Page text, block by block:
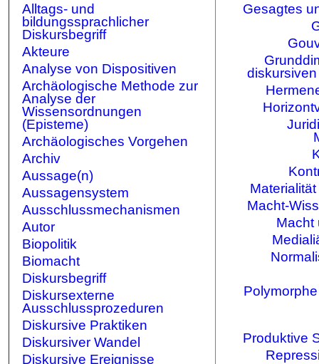
Alltags- und
bildungssprachlicher
Diskursbegriff
Akteure
Analyse von Dispositiven
Archäologische Methode zur
Analyse der
Wissensordnungen
(Episteme)
Archäologisches Vorgehen
Archiv
Aussage(n)
Aussagensystem
Ausschlussmechanismen
Autor
Biopolitik
Biomacht
Diskursbegriff
Diskursexterne
Ausschlussprozeduren
Diskursive Praktiken
Diskursiver Wandel
Diskursive Ereignisse
Gesagtes
Macht-
Macht
Produktive